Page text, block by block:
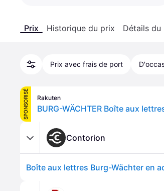
Prix Historique du prix Détails
Prix avec frais de port
SPONSORISÉ Rakuten
Contorion